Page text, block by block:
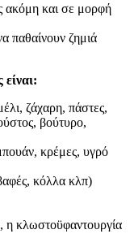
ακόμη και σε μορφή
παθαίνουν ζημιά
ζάχαρη, πάστες,
βούτυρο,
κρέμες, υγρό
κόλλα κλπ)
η κλωστοϋφαντουργία